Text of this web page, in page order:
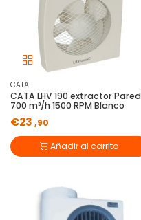
CATA
CATA LHV 190 extractor Pared
700 m³/h 1500 RPM Blanco
€23 ,90
Añadir al carrito